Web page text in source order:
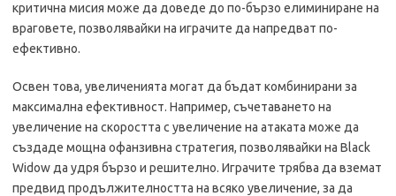
критична мисия може да доведе до по-бързо елиминиране на
враговете, позволявайки на играчите да напредват по-
ефективно.
Освен това, увеличенията могат да бъдат комбинирани за
максимална ефективност. Например, съчетаването на
увеличение на скоростта с увеличение на атаката може да
създаде мощна офанзивна стратегия, позволявайки на Black
Widow да удря бързо и решително. Играчите трябва да вземат
предвид продължителността на всяко увеличение, за да